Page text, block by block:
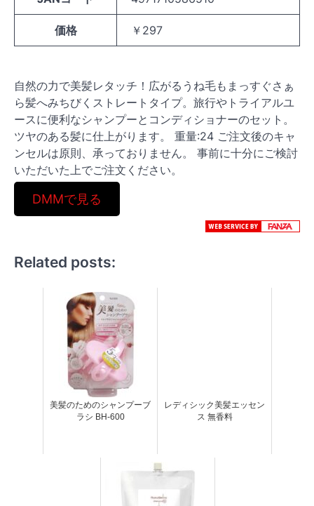
価格 ￥297
自然の力で美髪レタッチ！広がるうね毛もまっすぐさぁ
ら髪へみちびくストレートタイプ。旅行やトライアルユ
ースに便利なシャンプーとコンディショナーのセット。
ツヤのある髪に仕上がります。 重量:24 ご注文後のキャ
ンセルは原則、承っておりません。 事前に十分にご検討
いただいた上でご注文ください。
DMMで見る
Related posts:
美髪のためのシャンプーブ
ラシ BH-600
レディシック美髪エッセン
ス 無香料